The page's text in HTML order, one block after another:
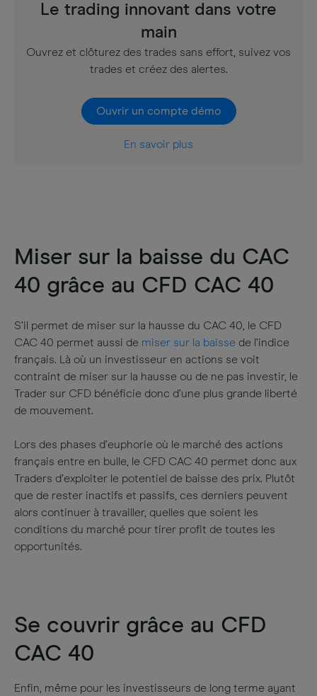
Le trading innovant dans votre
main
Ouvrez et clôturez des trades sans effort, suivez vos
trades et créez des alertes.
Ouvrir un compte démo
En savoir plus
Miser sur la baisse du CAC
40 grâce au CFD CAC 40
S’il permet de miser sur la hausse du CAC 40, le CFD
CAC 40 permet aussi de miser sur la baisse de l’indice
français. Là où un investisseur en actions se voit
contraint de miser sur la hausse ou de ne pas investir, le
Trader sur CFD bénéficie donc d’une plus grande liberté
de mouvement.
Lors des phases d’euphorie où le marché des actions
français entre en bulle, le CFD CAC 40 permet donc aux
Traders d’exploiter le potentiel de baisse des prix. Plutôt
que de rester inactifs et passifs, ces derniers peuvent
alors continuer à travailler, quelles que soient les
conditions du marché pour tirer profit de toutes les
opportunités.
Se couvrir grâce au CFD
CAC 40
Enfin, même pour les investisseurs de long terme ayant